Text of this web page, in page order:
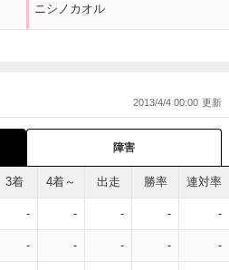
ニシノカオル
2013/4/4 00:00
障害
3着 4着～ 出走 勝率 連対率
- - - - -
- - - - -